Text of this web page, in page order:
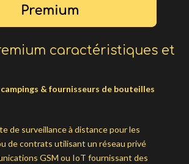
caractéristiques et
& fournisseurs de bouteilles
de surveillance à distance pour les
de contrats utilisant un réseau privé
GSM ou IoT fournissant des